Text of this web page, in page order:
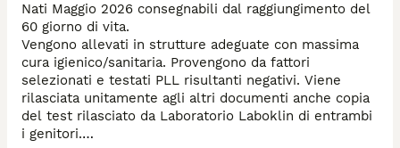
Nati Maggio 2026 consegnabili dal raggiungimento del
60 giorno di vita.
Vengono allevati in strutture adeguate con massima
cura igienico/sanitaria. Provengono da fattori
selezionati e testati PLL risultanti negativi. Viene
rilasciata unitamente agli altri documenti anche copia
del test rilasciato da Laboratorio Laboklin di entrambi
i genitori.